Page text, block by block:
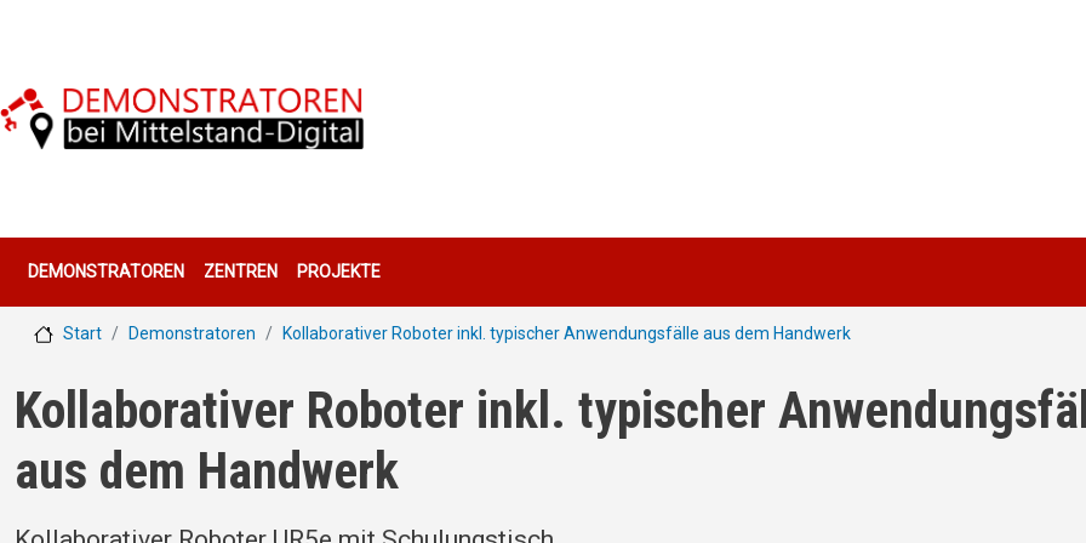
Hauptnavigation
DEMONSTRATOREN ZENTREN PROJEKTE
Start Demonstratoren Kollaborativer Roboter inkl. typischer Anwendungsfälle aus dem Handwerk
Kollaborativer Roboter inkl. typischer
aus dem Handwerk